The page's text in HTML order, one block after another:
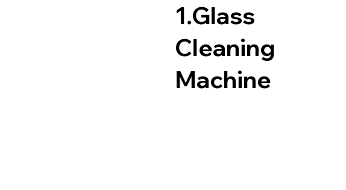
1.Glass
Cleaning
Machine